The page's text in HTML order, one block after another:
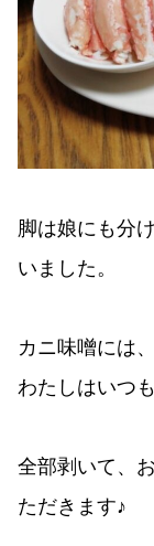
脚は娘にも分
いました。
カニ味噌には
わたしはいつ
全部剥いて、
ただきます♪